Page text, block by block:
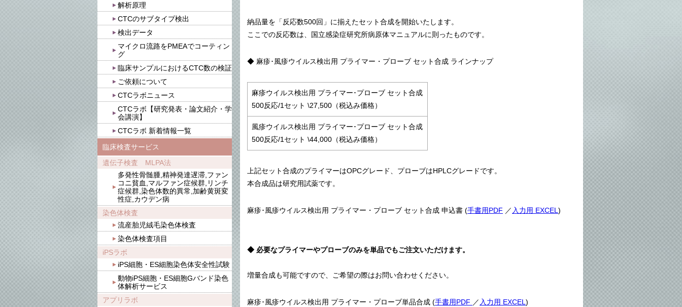
解析原理
CTCのサブタイプ検出
検出データ
マイクロ流路をPMEAでコーティン
グ
臨床サンプルにおけるCTC数の検証
ご依頼について
CTCラボニュース
CTCラボ【研究発表・論文紹介・学
会講演】
CTCラボ 新着情報一覧
臨床検査サービス
遺伝子検査 MLPA法
多発性骨髄腫,精神発達遅滞,ファン
コニ貧血,マルファン症候群,リンチ
症候群,染色体数的異常,加齢黄斑変
性症,カウデン病
染色体検査
流産胎児絨毛染色体検査
染色体検査項目
iPSラボ
iPS細胞・ES細胞染色体安全性試験
動物iPS細胞・ES細胞Gバンド染色
体解析サービス
アプリラボ
納品量を「反応数500回」に揃えたセット合成を開始いたします。
ここでの反応数は、国立感染症研究所病原体マニュアルに則ったものです。
◆ 麻疹･風疹ウイルス検出用 プライマー・プローブ セット合成 ラインナップ
麻疹ウイルス検出用 プライマー･プローブ セット合成
500反応/1セット \27,500（税込み価格）
風疹ウイルス検出用 プライマー･プローブ セット合成
500反応/1セット \44,000（税込み価格）
上記セット合成のプライマーはOPCグレード、プローブはHPLCグレードです。
本合成品は研究用試薬です。
麻疹･風疹ウイルス検出用 プライマー・プローブ セット合成 申込書 (手書用PDF ／ 入力用 EXCEL)
◆ 必要なプライマーやプローブのみを単品でもご注文いただけます。
増量合成も可能ですので、ご希望の際はお問い合わせください。
麻疹･風疹ウイルス検出用 プライマー・プローブ単品合成 (手書用PDF ／ 入力用 EXCEL)